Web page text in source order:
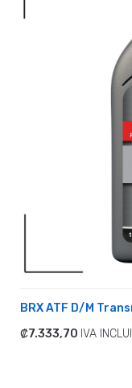
BRX ATF D/M
₡7.333,70 IVA
ADICIONAR